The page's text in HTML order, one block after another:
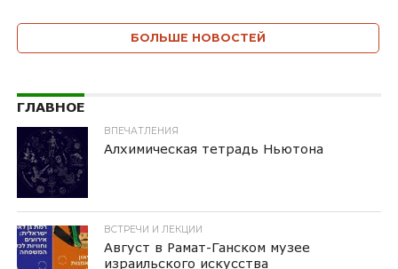
БОЛЬШЕ НОВОСТЕЙ
ГЛАВНОЕ
ВПЕЧАТЛЕНИЯ
Алхимическая тетрадь Ньютона
ВСТРЕЧИ И ЛЕКЦИИ
Август в Рамат-Ганском музее
израильского искусства